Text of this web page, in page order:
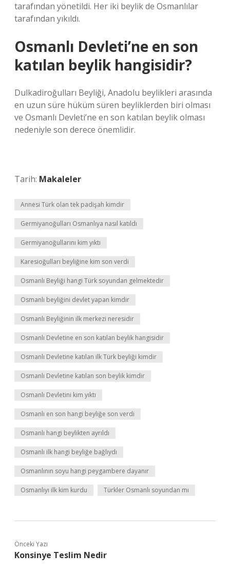
tarafından yönetildi. Her iki beylik de Osmanlılar
tarafından yıkıldı.
Osmanlı Devleti’ne en son
katılan beylik hangisidir?
Dulkadiroğulları Beyliği, Anadolu beylikleri arasında
en uzun süre hüküm süren beyliklerden biri olması
ve Osmanlı Devleti’ne en son katılan beylik olması
nedeniyle son derece önemlidir.
Tarih: Makaleler
Annesi Türk olan tek padişah kimdir
Germiyanoğulları Osmanlıya nasıl katıldı
Germiyanoğullarını kim yıktı
Karesioğulları beyliğine kim son verdi
Osmanlı Beyliği hangi Türk soyundan gelmektedir
Osmanlı beyliğini devlet yapan kimdir
Osmanlı Beyliğinin ilk merkezi neresidir
Osmanlı Devletine en son katılan beylik hangisidir
Osmanlı Devletine katılan ilk Türk beyliği kimdir
Osmanlı Devletine katılan son beylik kimdir
Osmanlı Devletini kim yıktı
Osmanlı en son hangi beyliğe son verdi
Osmanlı hangi beylikten ayrıldı
Osmanlı ilk hangi beyliğe bağlıydı
Osmanlının soyu hangi peygambere dayanır
Osmanlıyı ilk kim kurdu Türkler Osmanlı soyundan mı
Önceki Yazı
Konsinye Teslim Nedir